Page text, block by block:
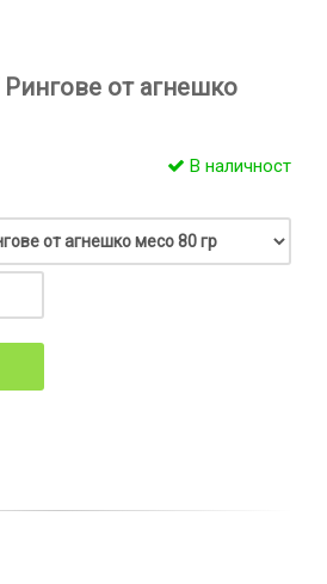
Рингове от агнешко
В наличност